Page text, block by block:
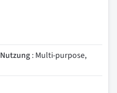
Nutzung : Multi-purpose,